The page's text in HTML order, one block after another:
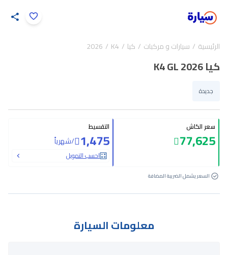
الرئيسية سيارات و مركبات كيا K4
2026
كيا K4 GL 2026
جديدة
سعر الكاش
77,625
التقسيط
1,475
/شهرياً
احسب التمويل
السعر يشمل الضريبة المضافة
معلومات السيارة